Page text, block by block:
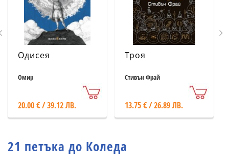
Одисея
Омир
20.00 € / 39.12 ЛВ.
Троя
Стивън Фрай
13.75 € / 26.89 ЛВ.
21 петъка до Коледа